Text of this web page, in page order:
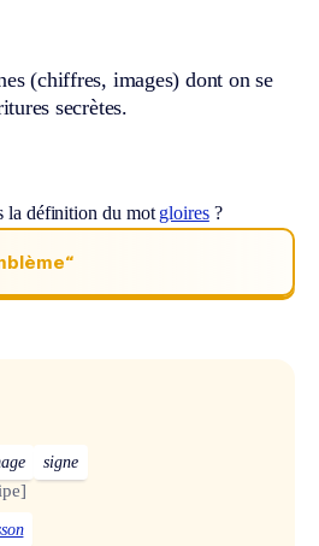
(chiffres, images) dont on se
secrètes.
la définition du mot gloires?
signe